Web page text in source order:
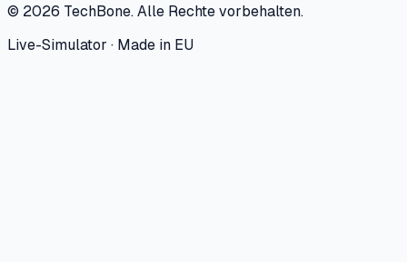
© 2026 TechBone.Alle Rechte vorbehalten.
Live-Simulator · Made in EU